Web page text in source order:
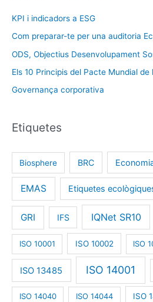
KPI i indicadors a ESG
Com preparar-te per una auditoria
ODS, Objectius Desenvolupament
Els 10 Principis del Pacte Mundial de
Governança corporativa
Etiquetes
Biosphere BRC
EMAS Etiquetes
GRI IFS IQNet SR10
ISO 10001 ISO 10002 ISO
ISO 13485 ISO 14001
ISO 14040 ISO 14044 ISO